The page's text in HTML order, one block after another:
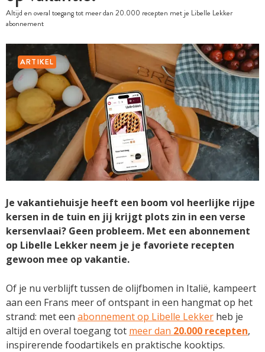
Altijd en overal toegang tot meer dan 20.000 recepten met je Libelle Lekker
abonnement
ARTIKEL
Je vakantiehuisje heeft een boom vol heerlijke rijpe
kersen in de tuin en jij krijgt plots zin in een verse
kersenvlaai? Geen probleem. Met een abonnement
op Libelle Lekker neem je je favoriete recepten
gewoon mee op vakantie.
Of je nu verblijft tussen de olijfbomen in Italië, kampeert
aan een Frans meer of ontspant in een hangmat op het
strand: met een abonnement op Libelle Lekker heb je
altijd en overal toegang tot meer dan 20.000 recepten,
inspirerende foodartikels en praktische kooktips.